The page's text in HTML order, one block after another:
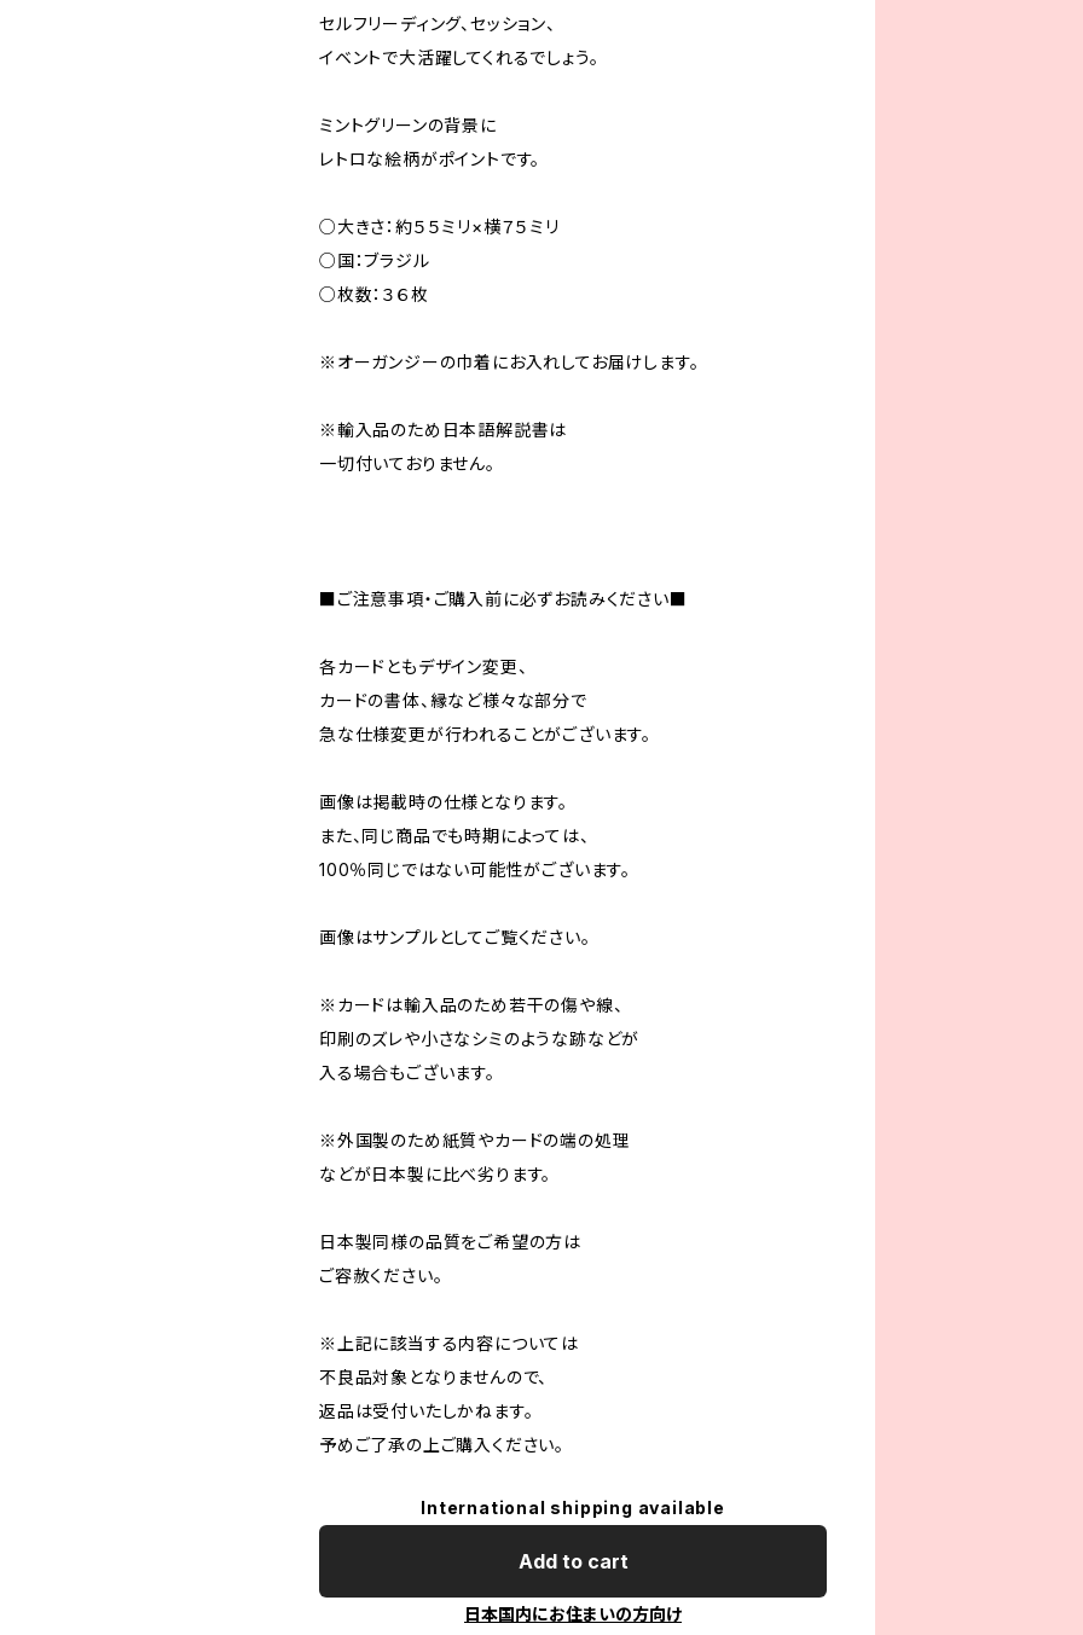
セルフリーディング、セッション、
イベントで大活躍してくれるでしょう。
ミントグリーンの背景に
レトロな絵柄がポイントです。
○大きさ：約５５ミリ×横７５ミリ
○国：ブラジル
○枚数：３６枚
※オーガンジーの巾着にお入れしてお届けします。
※輸入品のため日本語解説書は
一切付いておりません。
■ご注意事項・ご購入前に必ずお読みください■
各カードともデザイン変更、
カードの書体、縁など様々な部分で
急な仕様変更が行われることがございます。
画像は掲載時の仕様となります。
また、同じ商品でも時期によっては、
100％同じではない可能性がございます。
画像はサンプルとしてご覧ください。
※カードは輸入品のため若干の傷や線、
印刷のズレや小さなシミのような跡などが
入る場合もございます。
※外国製のため紙質やカードの端の処理
などが日本製に比べ劣ります。
日本製同様の品質をご希望の方は
ご容赦ください。
※上記に該当する内容については
不良品対象となりませんので、
返品は受付いたしかねます。
予めご了承の上ご購入ください。
International shipping available
Add to cart
日本国内にお住まいの方向け